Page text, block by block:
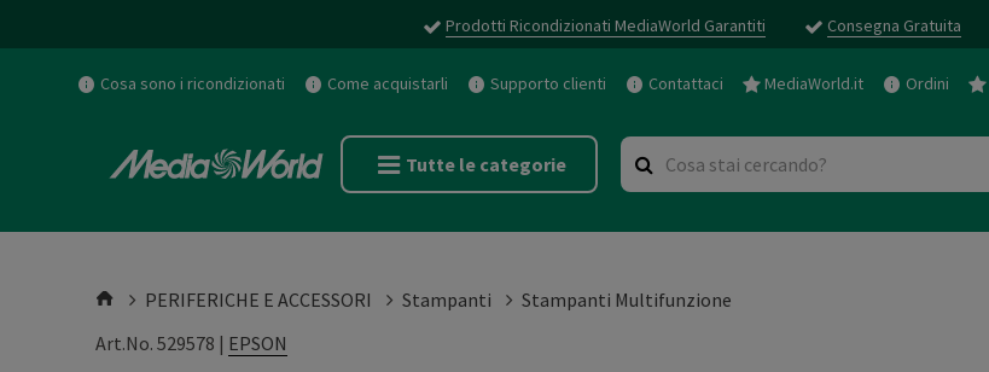
Prodotti Ricondizionati MediaWorld Garantiti Consegna Gratuita
Cosa sono i ricondizionati Come acquistarli Supporto clienti Contattaci MediaWorld.it Ordini
Tutte le categorie
PERIFERICHE E ACCESSORI Stampanti
Stampanti Multifunzione
Art.No. 529578 | EPSON